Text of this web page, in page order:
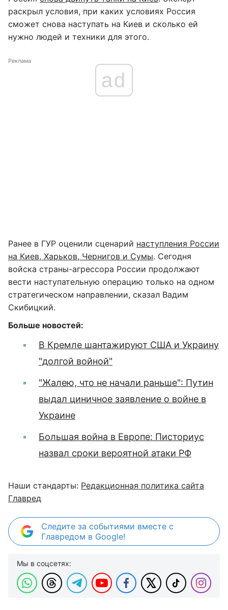
раскрыл условия, при каких условиях Россия
сможет снова наступать на Киев и сколько ей
нужно людей и техники для этого.
Реклама
ad
Ранее в ГУР оценили сценарий наступления России
на Киев, Харьков, Чернигов и Сумы. Сегодня
войска страны-агрессора России продолжают
вести наступательную операцию только на одном
стратегическом направлении, сказал Вадим
Скибицкий.
Больше новостей:
В Кремле шантажируют США и Украину
"долгой войной"
"Жалею, что не начали раньше": Путин
выдал циничное заявление о войне в
Украине
Большая война в Европе: Писториус
назвал сроки вероятной атаки РФ
Наши стандарты: Редакционная политика сайта
Главред
Следите за событиями вместе с
Главредом в Google!
Мы в соцсетях: